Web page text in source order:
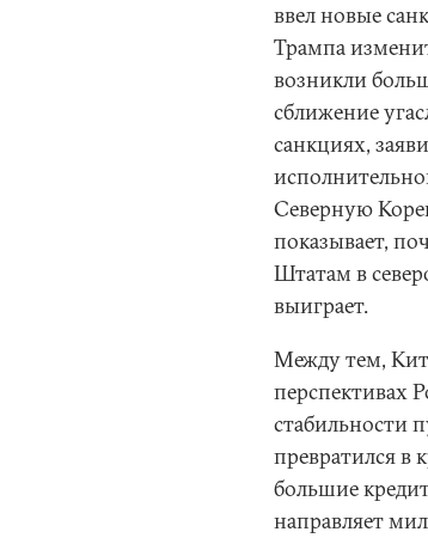
ввел новые
Трампа
возникли
сближение
санкциях,
Северную
показывает,
Штатам в
выиграет.
Между тем,
перспективах
стабильности
превратился в
большие
направляет